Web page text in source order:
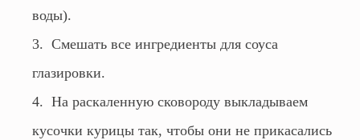
воды).
Смешать все ингредиенты для соуса
глазировки.
На раскаленную сковороду выкладываем
кусочки курицы так, чтобы они не прикасались